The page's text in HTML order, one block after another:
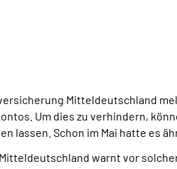
Mitteldeutschland
Um dies zu verhindern,
lassen. Schon im Mai hatte es
warnt vor